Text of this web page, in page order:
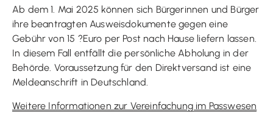
Ab dem 1. Mai 2025 können sich Bürgerinnen und Bürger
ihre beantragten Ausweisdokumente gegen eine
Gebühr von 15 ?Euro per Post nach Hause liefern lassen.
In diesem Fall entfällt die persönliche Abholung in der
Behörde. Voraussetzung für den Direktversand ist eine
Meldeanschrift in Deutschland.
Weitere Informationen zur Vereinfachung im Passwesen